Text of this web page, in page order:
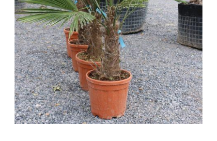
Treesafe
VORSTBESCHERMINGVOORBOMEN.NL
WINTERSCHUTZFUERBAEUME.DE
FROSTPROTECTIONFORTREES.CO.UK
Terracotta
TERRACOTTA.NL
TERRACOTTA.BE
TERRAKOTTA.DE